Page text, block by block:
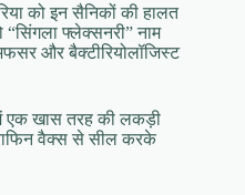
को इन सैनिकों की हालत
“सिंगला फ्लेक्सनरी” नाम
और बैक्टीरियोलॉजिस्ट
एक खास तरह की लकड़ी
वैक्स से सील करके